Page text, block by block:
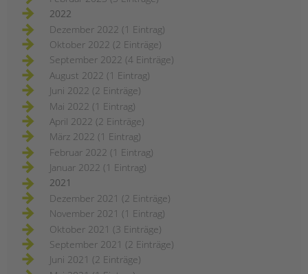
2022
Dezember 2022 (1 Eintrag)
Oktober 2022 (2 Einträge)
September 2022 (4 Einträge)
August 2022 (1 Eintrag)
Juni 2022 (2 Einträge)
Mai 2022 (1 Eintrag)
April 2022 (2 Einträge)
März 2022 (1 Eintrag)
Februar 2022 (1 Eintrag)
Januar 2022 (1 Eintrag)
2021
Dezember 2021 (2 Einträge)
November 2021 (1 Eintrag)
Oktober 2021 (3 Einträge)
September 2021 (2 Einträge)
Juni 2021 (2 Einträge)